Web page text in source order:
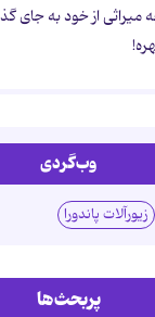
وب‌گردی
زیورآلات پاندورا
پربحث‌ها